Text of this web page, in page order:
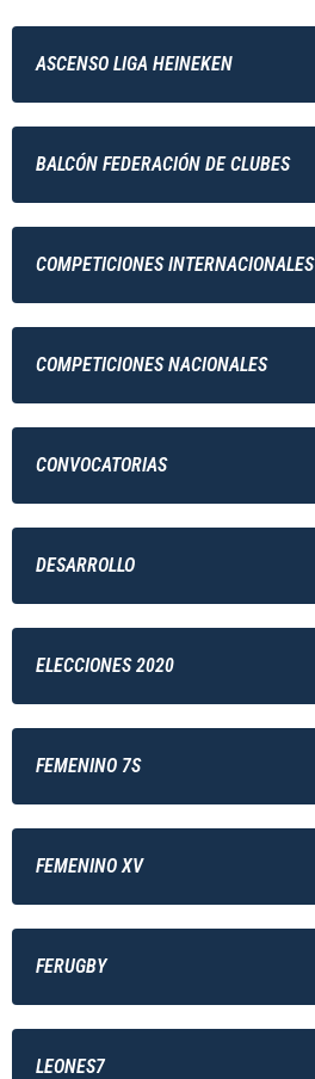
ASCENSO LIGA HEINEKEN
BALCÓN FEDERACIÓN DE CLUBES
COMPETICIONES INTERNACIONALES
COMPETICIONES NACIONALES
CONVOCATORIAS
DESARROLLO
ELECCIONES 2020
FEMENINO 7S
FEMENINO XV
FERUGBY
LEONES7